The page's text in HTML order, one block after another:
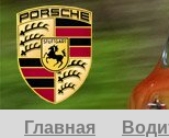
Главная